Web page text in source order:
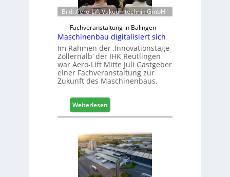
Bild: Aero-Lift Vakuumtechnik GmbH
Fachveranstaltung in Balingen
Maschinenbau digitalisiert sich
Im Rahmen der ‚Innovationstage
Zollernalb‘ der IHK Reutlingen
war Aero-Lift Mitte Juli Gastgeber
einer Fachveranstaltung zur
Zukunft des Maschinenbaus.
Weiterlesen:
M
s
c
h
i